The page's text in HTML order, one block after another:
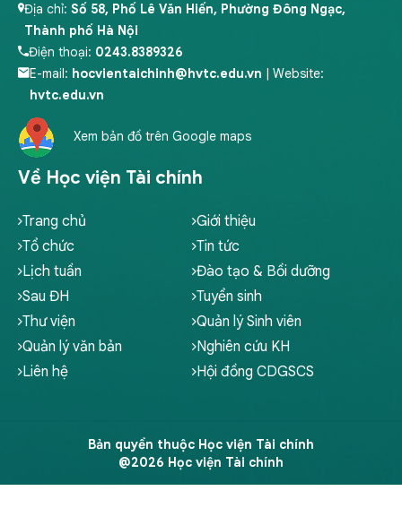
Về Học viện Tài chính
Trang chủ
Giới thiệu
Tổ chức
Tin tức
Lịch tuần
Đào tạo & Bồi dưỡng
Sau ĐH
Tuyển sinh
Thư viện
Quản lý Sinh viên
Quản lý văn bản
Nghiên cứu KH
Liên hệ
Hội đồng CDGSCS
Địa chỉ: Số 58, Phố Lê Văn Hiến, Phường Đông Ngạc,
Thành phố Hà Nội
Điện thoại: 0243.8389326
E-mail: hocvientaichinh@hvtc.edu.vn | Website:
hvtc.edu.vn
Xem bản đồ trên Google maps
Bản quyền thuộc Học viện Tài chính
@2026 Học viện Tài chính